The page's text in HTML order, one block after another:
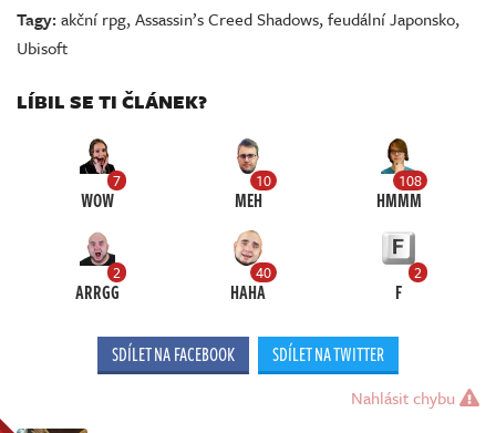
Tagy:akční rpg,Assassin’s Creed Shadows,feudální Japonsko,
Ubisoft
LÍBIL SE TI ČLÁNEK?
7
WOW
10
MEH
108
HMMM
2
ARRGG
40
HAHA
2
F
SDÍLET NA FACEBOOK SDÍLET NA TWITTER
Nahlásit chybu